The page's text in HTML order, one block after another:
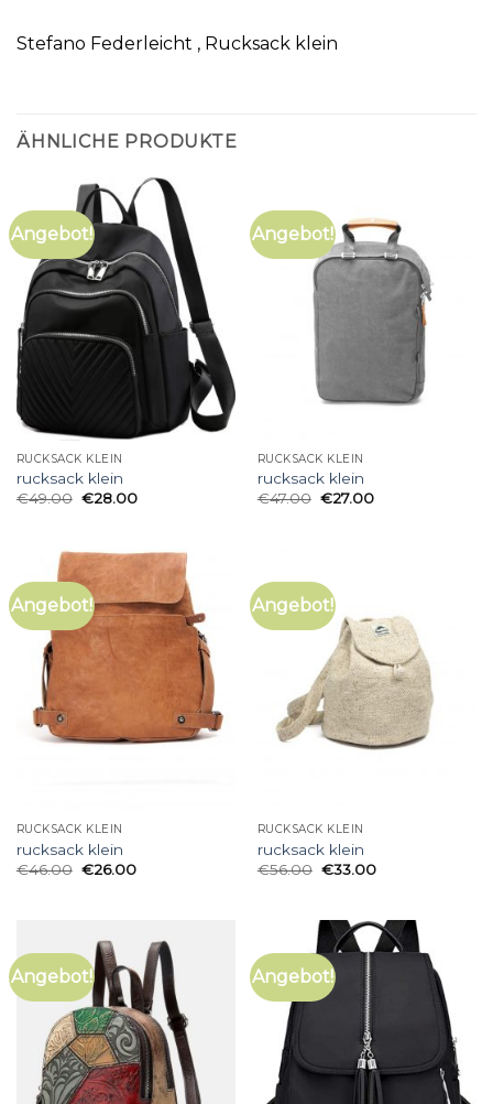
Stefano Federleicht , Rucksack klein
ÄHNLICHE PRODUKTE
Angebot!
RUCKSACK KLEIN
rucksack klein
€49.00 €28.00
Angebot!
RUCKSACK KLEIN
rucksack klein
€47.00 €27.00
Angebot!
RUCKSACK KLEIN
rucksack klein
€46.00 €26.00
Angebot!
RUCKSACK KLEIN
rucksack klein
€56.00 €33.00
Angebot! Angebot!